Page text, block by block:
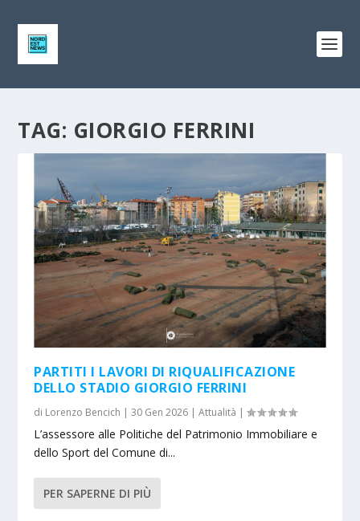
TAG: GIORGIO FERRINI
PARTITI I LAVORI DI RIQUALIFICAZIONE
DELLO STADIO GIORGIO FERRINI
di Lorenzo Bencich |30 Gen 2026 |Attualità |
L’assessore alle Politiche del Patrimonio Immobiliare e
dello Sport del Comune di...
PER SAPERNE DI PIÙ